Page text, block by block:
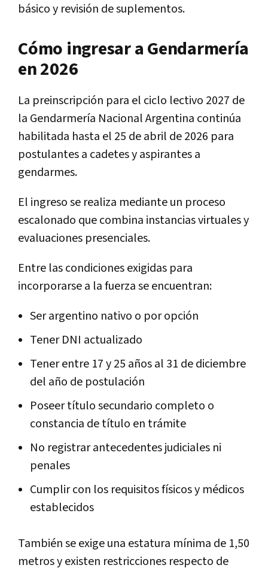
básico y revisión de suplementos.
Cómo ingresar a Gendarmería
en 2026
La preinscripción para el ciclo lectivo 2027 de
la Gendarmería Nacional Argentina continúa
habilitada hasta el 25 de abril de 2026 para
postulantes a cadetes y aspirantes a
gendarmes.
El ingreso se realiza mediante un proceso
escalonado que combina instancias virtuales y
evaluaciones presenciales.
Entre las condiciones exigidas para
incorporarse a la fuerza se encuentran:
Ser argentino nativo o por opción
Tener DNI actualizado
Tener entre 17 y 25 años al 31 de diciembre
del año de postulación
Poseer título secundario completo o
constancia de título en trámite
No registrar antecedentes judiciales ni
penales
Cumplir con los requisitos físicos y médicos
establecidos
También se exige una estatura mínima de 1,50
metros y existen restricciones respecto de